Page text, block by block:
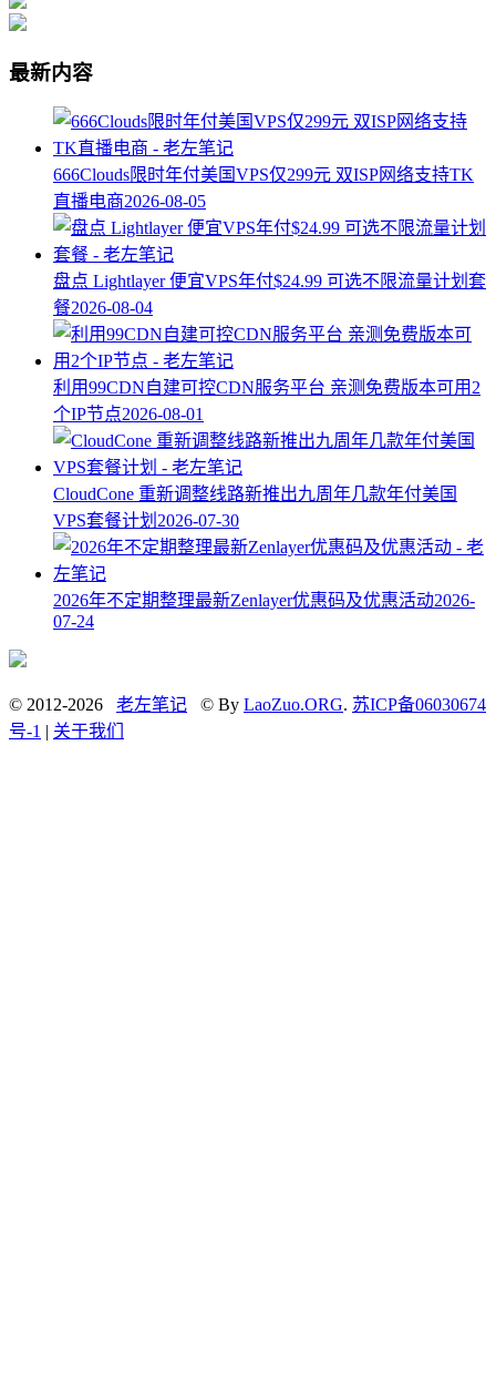
最新内容
666Clouds限时年付美国VPS仅299元 双ISP网络支持TK
直播电商2026-08-05
盘点 Lightlayer 便宜VPS年付$24.99 可选不限流量计划套
餐2026-08-04
利用99CDN自建可控CDN服务平台 亲测免费版本可用2
个IP节点2026-08-01
CloudCone 重新调整线路新推出九周年几款年付美国
VPS套餐计划 2026-07-30
2026年不定期整理最新Zenlayer优惠码及优惠活动2026-
07-24
© 2012-2026 老左笔记 © By LaoZuo.ORG. 苏ICP备06030674
号-1 | 关于我们